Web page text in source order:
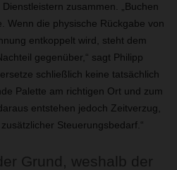
zusammen. „Buchen
Wenn die physische Rückgabe von
entkoppelt wird , steht dem
gegenüber, “ sagt Philipp
schließlich keine tatsächlich
Palette am richtigen Ort und zum
entstehen jedoch Zeitverzug,
Steuerungsbedarf. “
Grund, weshalb der